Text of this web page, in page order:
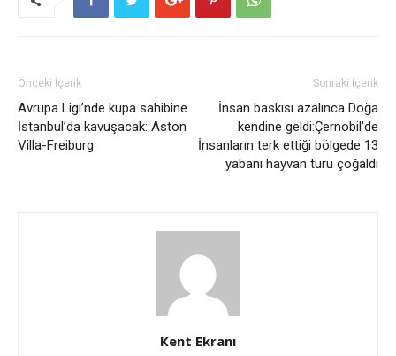
Önceki İçerik
Avrupa Ligi’nde kupa sahibine
İstanbul’da kavuşacak: Aston
Villa-Freiburg
Sonraki İçerik
İnsan baskısı azalınca Doğa
kendine geldi:Çernobil’de
İnsanların terk ettiği bölgede 13
yabani hayvan türü çoğaldı
Kent Ekranı